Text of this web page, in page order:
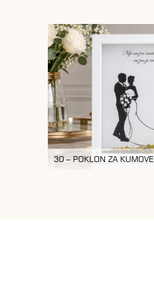
30 – POKLON ZA KUMOVE